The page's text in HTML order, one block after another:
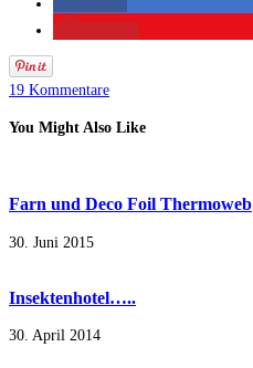
19 Kommentare
You Might Also Like
Farn und Deco Foil Thermoweb
30. Juni 2015
Insektenhotel…..
30. April 2014